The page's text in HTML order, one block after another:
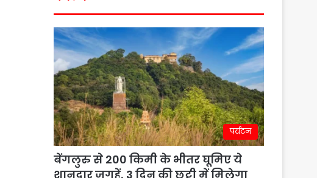
पर्यटन
बेंगलुरु से 200 किमी के भीतर घूमिए ये
शानदार जगहें, 3 दिन की छुट्टी में मिलेगा